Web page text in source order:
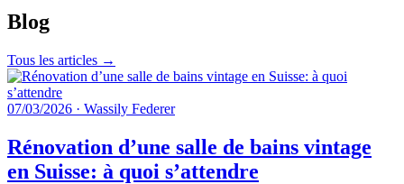
Blog
Tous les articles →
07/03/2026 · Wassily Federer
Rénovation d’une salle de bains vintage
en Suisse: à quoi s’attendre